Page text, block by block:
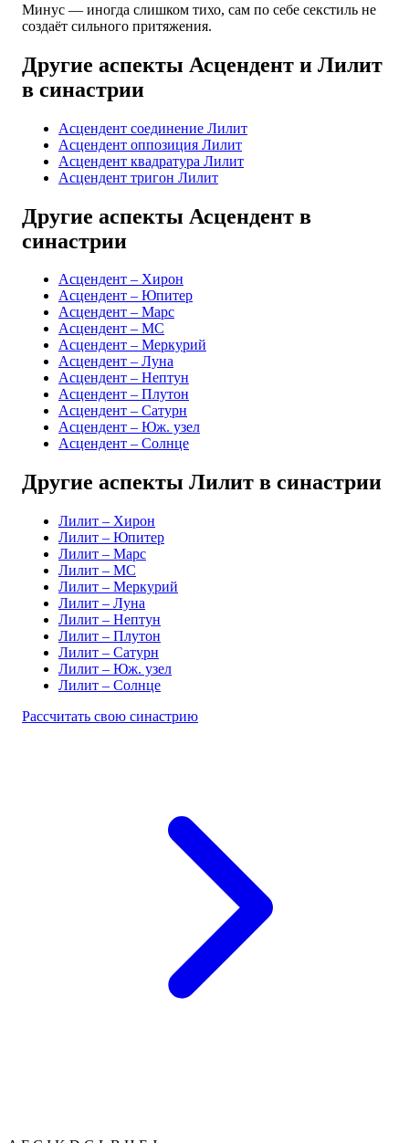
Минус — иногда слишком тихо, сам по себе секстиль не
создаёт сильного притяжения.
Другие аспекты Асцендент и Лилит
в синастрии
Асцендент соединение Лилит
Асцендент оппозиция Лилит
Асцендент квадратура Лилит
Асцендент тригон Лилит
Другие аспекты Асцендент в
синастрии
Асцендент – Хирон
Асцендент – Юпитер
Асцендент – Марс
Асцендент – MC
Асцендент – Меркурий
Асцендент – Луна
Асцендент – Нептун
Асцендент – Плутон
Асцендент – Сатурн
Асцендент – Юж. узел
Асцендент – Солнце
Другие аспекты Лилит в синастрии
Лилит – Хирон
Лилит – Юпитер
Лилит – Марс
Лилит – MC
Лилит – Меркурий
Лилит – Луна
Лилит – Нептун
Лилит – Плутон
Лилит – Сатурн
Лилит – Юж. узел
Лилит – Солнце
Рассчитать свою синастрию